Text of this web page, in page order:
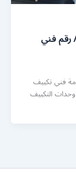
تكييف الزهراء / 98025055 / رقم فني
فني تكييف
التكييف